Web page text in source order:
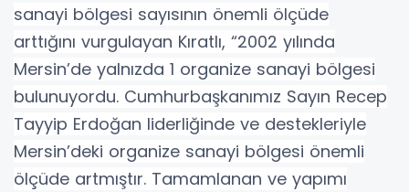
sanayi bölgesi sayısının önemli ölçüde
arttığını vurgulayan Kıratlı, “2002 yılında
Mersin’de yalnızda 1 organize sanayi bölgesi
bulunuyordu. Cumhurbaşkanımız Sayın Recep
Tayyip Erdoğan liderliğinde ve destekleriyle
Mersin’deki organize sanayi bölgesi önemli
ölçüde artmıştır. Tamamlanan ve yapımı